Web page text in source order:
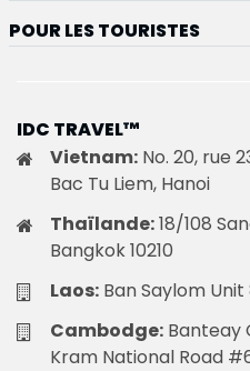
POUR LES TOURISTES
IDC TRAVEL™
Vietnam: No. 20, rue
Bac Tu Liem, Hanoi
Thaïlande:18/108
Bangkok 10210
Laos: Ban Saylom
Cambodge: Banteay
Kram National Road